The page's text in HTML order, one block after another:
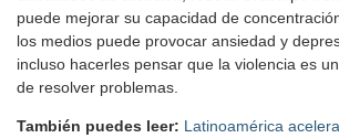
puede mejorar su capacidad de
los medios puede provocar ansiedad y
incluso hacerles pensar que la violencia es
de resolver problemas.
También puedes leer: Latinoamérica